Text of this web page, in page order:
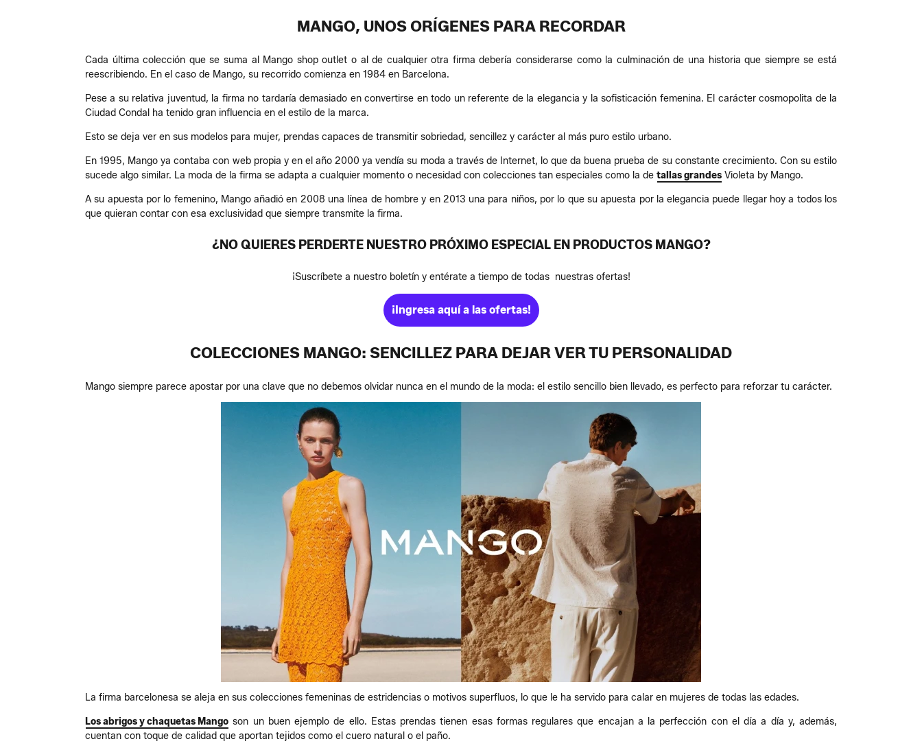
MANGO, UNOS ORÍGENES PARA RECORDAR
Cada última colección que se suma al Mango shop outlet o al de cualquier otra firma debería considerarse como la culminación de una historia que siempre se está
reescribiendo. En el caso de Mango, su recorrido comienza en 1984 en Barcelona.
Pese a su relativa juventud, la firma no tardaría demasiado en convertirse en todo un referente de la elegancia y la sofisticación femenina. El carácter cosmopolita de la
Ciudad Condal ha tenido gran influencia en el estilo de la marca.
Esto se deja ver en sus modelos para mujer, prendas capaces de transmitir sobriedad, sencillez y carácter al más puro estilo urbano.
En 1995, Mango ya contaba con web propia y en el año 2000 ya vendía su moda a través de Internet, lo que da buena prueba de su constante crecimiento. Con su estilo
sucede algo similar. La moda de la firma se adapta a cualquier momento o necesidad con colecciones tan especiales como la de tallas grandes Violeta by Mango.
A su apuesta por lo femenino, Mango añadió en 2008 una línea de hombre y en 2013 una para niños, por lo que su apuesta por la elegancia puede llegar hoy a todos los
que quieran contar con esa exclusividad que siempre transmite la firma.
¿NO QUIERES PERDERTE NUESTRO PRÓXIMO ESPECIAL EN PRODUCTOS MANGO?
¡Suscríbete a nuestro boletín y entérate a tiempo de todas nuestras ofertas!
¡Ingresa aquí a las ofertas!
COLECCIONES MANGO: SENCILLEZ PARA DEJAR VER TU PERSONALIDAD
Mango siempre parece apostar por una clave que no debemos olvidar nunca en el mundo de la moda: el estilo sencillo bien llevado, es perfecto para reforzar tu carácter.
La firma barcelonesa se aleja en sus colecciones femeninas de estridencias o motivos superfluos, lo que le ha servido para calar en mujeres de todas las edades.
Los abrigos y chaquetas Mango son un buen ejemplo de ello. Estas prendas tienen esas formas regulares que encajan a la perfección con el día a día y, además,
cuentan con toque de calidad que aportan tejidos como el cuero natural o el paño.